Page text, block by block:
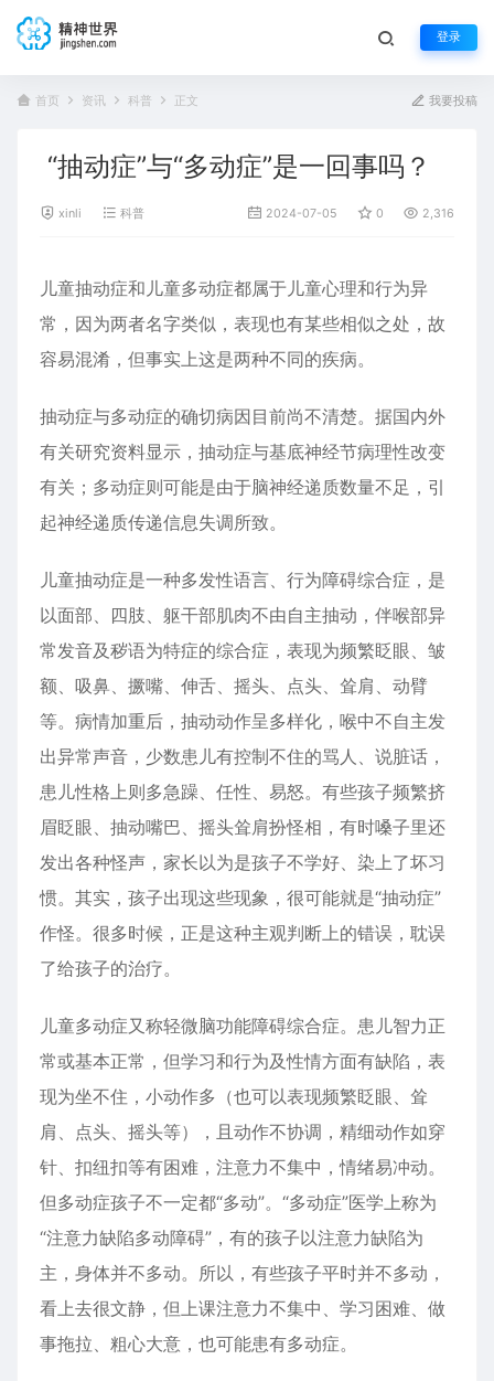
登录
首页 资讯 科普 正文 我要投稿
“抽动症”与“多动症”是一回事吗？
xinli 科普 2024-07-05 0 2,316
儿童抽动症和儿童多动症都属于儿童心理和行为异
常，因为两者名字类似，表现也有某些相似之处，故
容易混淆，但事实上这是两种不同的疾病。
抽动症与多动症的确切病因目前尚不清楚。据国内外
有关研究资料显示，抽动症与基底神经节病理性改变
有关；多动症则可能是由于脑神经递质数量不足，引
起神经递质传递信息失调所致。
儿童抽动症是一种多发性语言、行为障碍综合症，是
以面部、四肢、躯干部肌肉不由自主抽动，伴喉部异
常发音及秽语为特症的综合症，表现为频繁眨眼、皱
额、吸鼻、撅嘴、伸舌、摇头、点头、耸肩、动臂
等。病情加重后，抽动动作呈多样化，喉中不自主发
出异常声音，少数患儿有控制不住的骂人、说脏话，
患儿性格上则多急躁、任性、易怒。有些孩子频繁挤
眉眨眼、抽动嘴巴、摇头耸肩扮怪相，有时嗓子里还
发出各种怪声，家长以为是孩子不学好、染上了坏习
惯。其实，孩子出现这些现象，很可能就是“抽动症”
作怪。很多时候，正是这种主观判断上的错误，耽误
了给孩子的治疗。
儿童多动症又称轻微脑功能障碍综合症。患儿智力正
常或基本正常，但学习和行为及性情方面有缺陷，表
现为坐不住，小动作多（也可以表现频繁眨眼、耸
肩、点头、摇头等），且动作不协调，精细动作如穿
针、扣纽扣等有困难，注意力不集中，情绪易冲动。
但多动症孩子不一定都“多动”。“多动症”医学上称为
“注意力缺陷多动障碍”，有的孩子以注意力缺陷为
主，身体并不多动。所以，有些孩子平时并不多动，
看上去很文静，但上课注意力不集中、学习困难、做
事拖拉、粗心大意，也可能患有多动症。